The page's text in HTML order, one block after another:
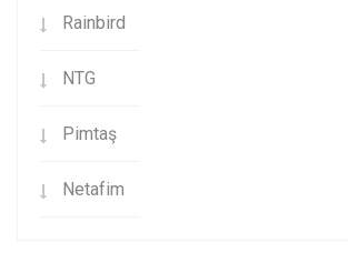
Rainbird
NTG
Pimtaş
Netafim